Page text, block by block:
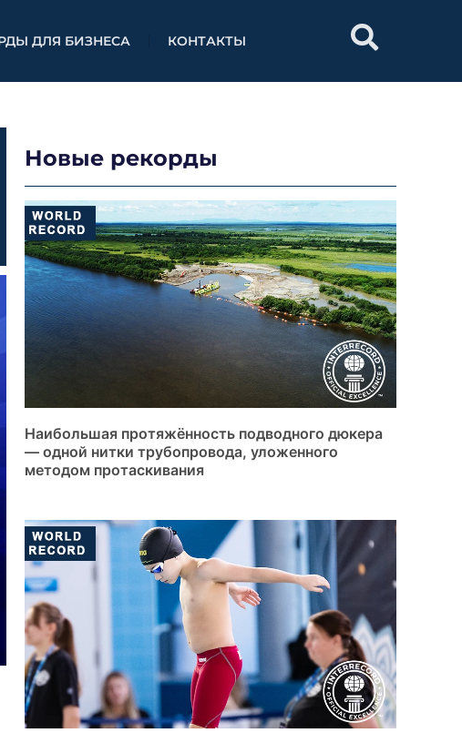
ДЛЯ БИЗНЕСА КОНТАКТЫ
Новые рекорды
Наибольшая протяжённость подводного дюкера
— одной нитки трубопровода, уложенного
методом протаскивания